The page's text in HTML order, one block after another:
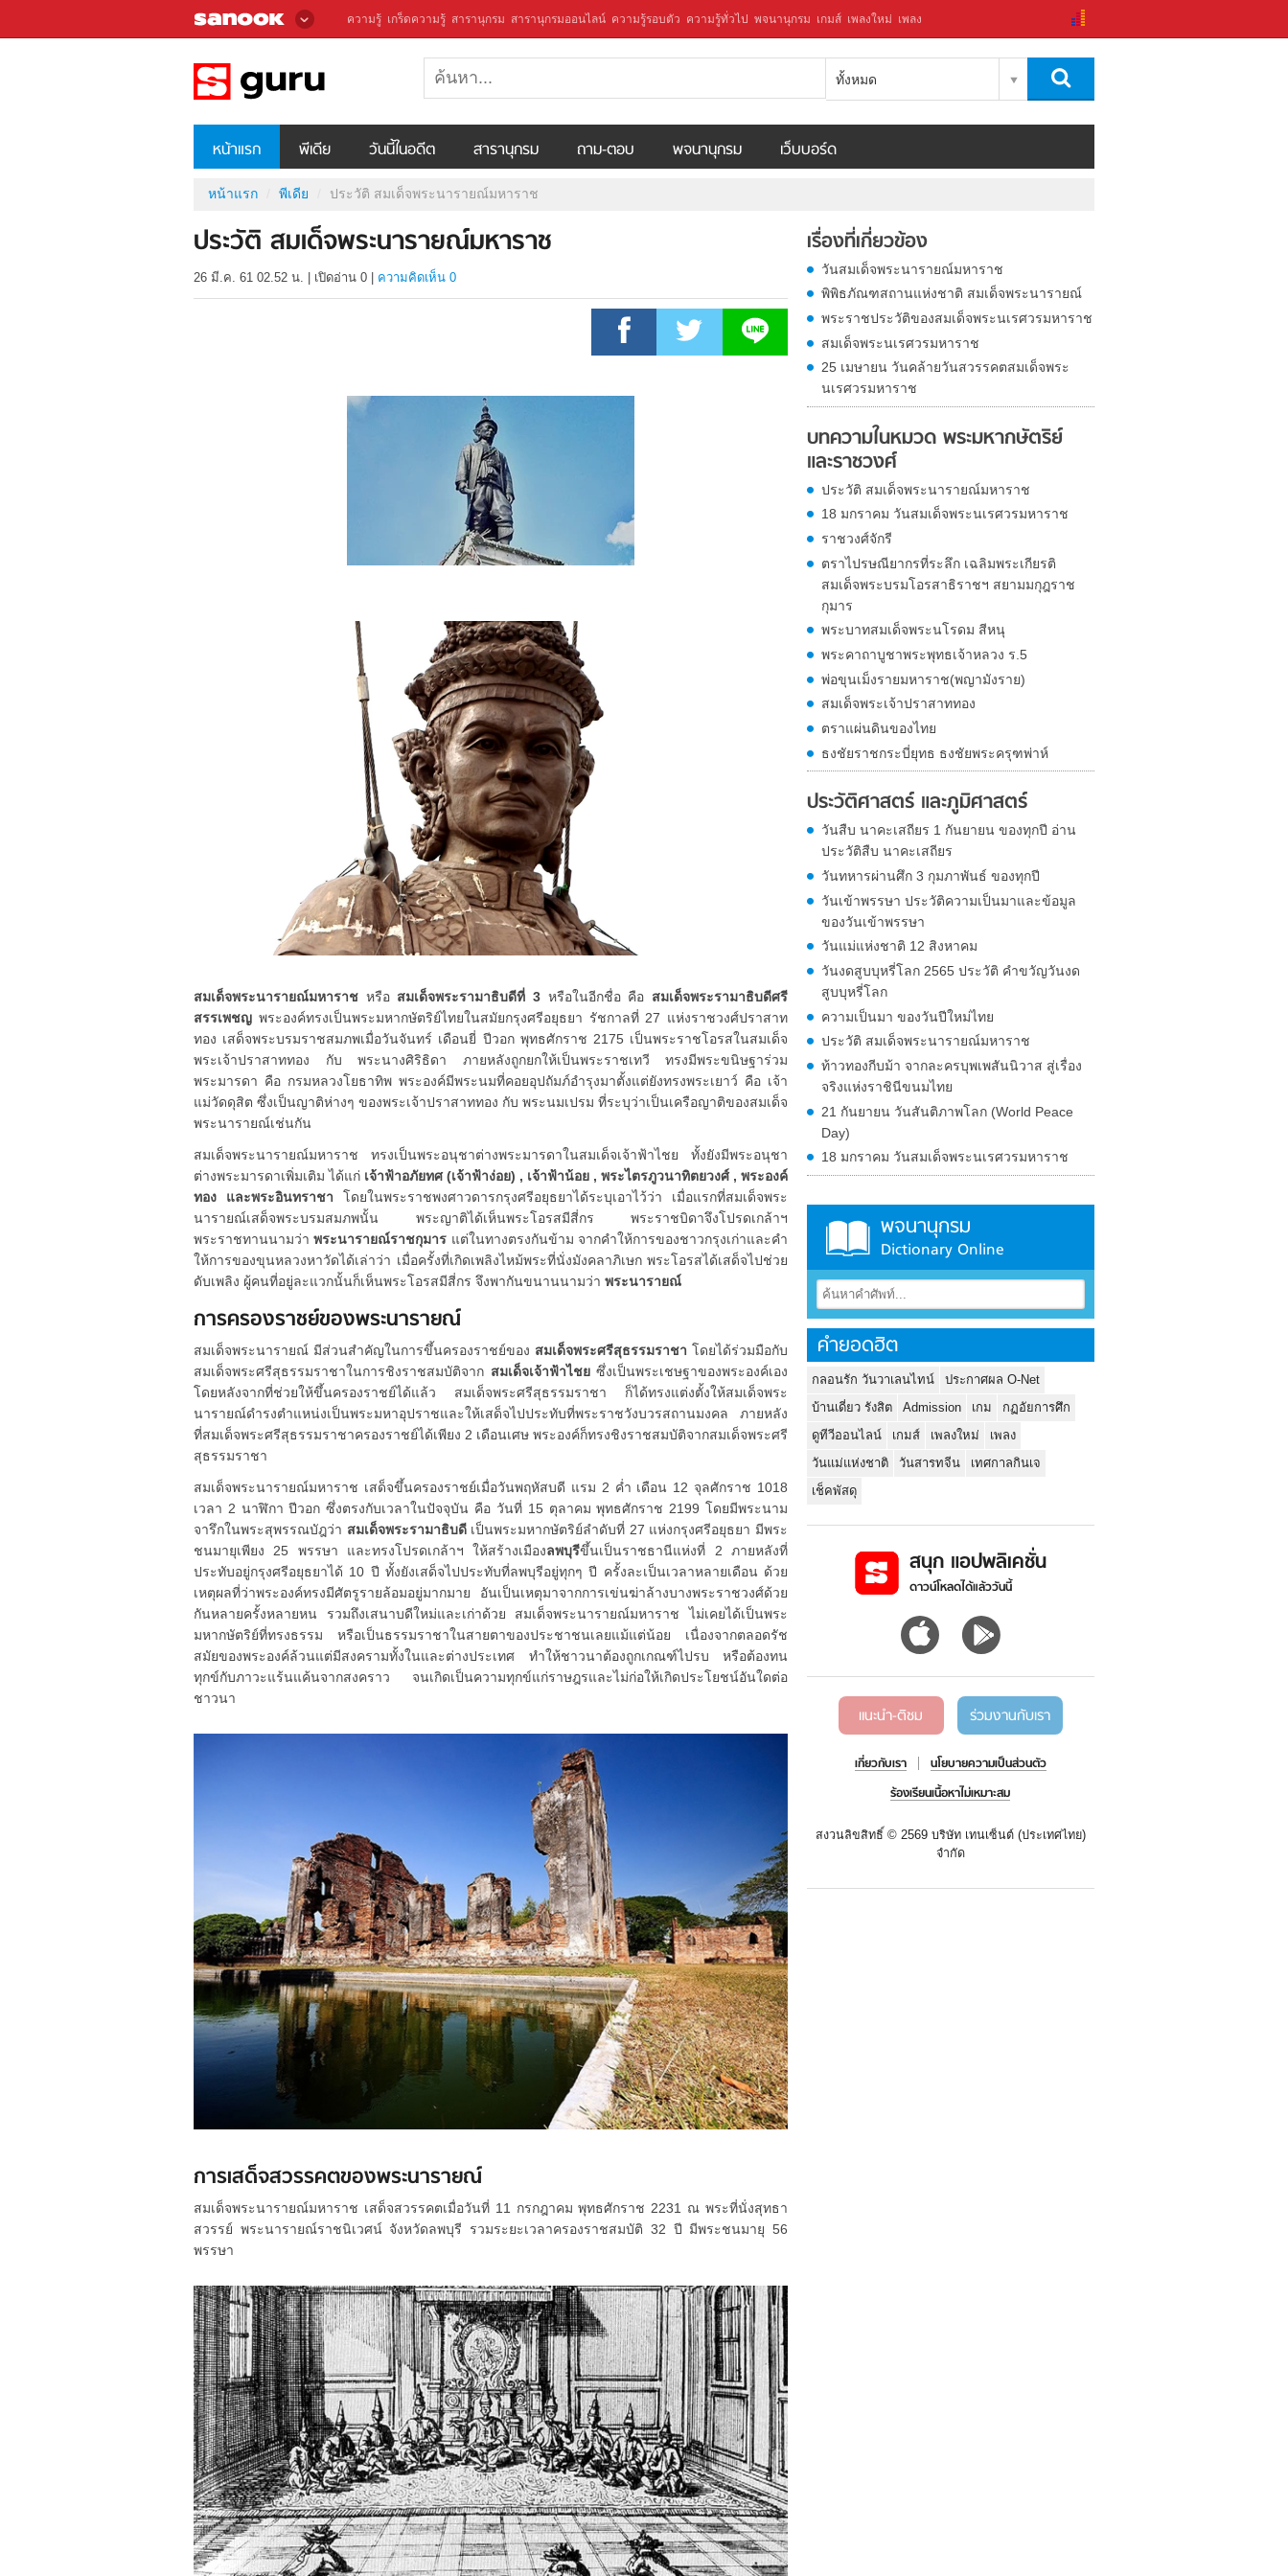
ความรู้ เกร็ดความรู้ สารานุกรม สารานุกรมออนไลน์ ความรู้รอบตัว ความรู้ทั่วไป พจนานุกรม เกมส์ เพลงใหม่ เพลง
ทั้งหมด
หน้าแรก พีเดีย วันนี้ในอดีต สารานุกรม ถาม-ตอบ พจนานุกรม เว็บบอร์ด
หน้าแรก พีเดีย ประวัติ สมเด็จพระนารายณ์มหาราช
ประวัติ สมเด็จพระนารายณ์มหาราช
26 มี.ค. 61 02.52 น. เปิดอ่าน 0 ความคิดเห็น 0
สมเด็จพระนารายณ์มหาราช หรือ สมเด็จพระรามาธิบดีที่ 3 หรือในอีกชื่อ คือ สมเด็จพระรามาธิบดีศรี
สรรเพชญ พระองค์ทรงเป็นพระมหากษัตริย์ไทยในสมัยกรุงศรีอยุธยา รัชกาลที่ 27 แห่งราชวงศ์ปราสาท
ทอง เสด็จพระบรมราชสมภพเมื่อวันจันทร์ เดือนยี่ ปีวอก พุทธศักราช 2175 เป็นพระราชโอรสในสมเด็จ
พระเจ้าปราสาททอง กับ พระนางศิริธิดา ภายหลังถูกยกให้เป็นพระราชเทวี ทรงมีพระขนิษฐาร่วม
พระมารดา คือ กรมหลวงโยธาทิพ พระองค์มีพระนมที่คอยอุปถัมภ์อำรุงมาตั้งแต่ยังทรงพระเยาว์ คือ เจ้า
แม่วัดดุสิต ซึ่งเป็นญาติห่างๆ ของพระเจ้าปราสาททอง กับ พระนมเปรม ที่ระบุว่าเป็นเครือญาติของสมเด็จ
พระนารายณ์เช่นกัน
สมเด็จพระนารายณ์มหาราช ทรงเป็นพระอนุชาต่างพระมารดาในสมเด็จเจ้าฟ้าไชย ทั้งยังมีพระอนุชา
ต่างพระมารดาเพิ่มเติม ได้แก่ เจ้าฟ้าอภัยทศ (เจ้าฟ้าง่อย) , เจ้าฟ้าน้อย , พระไตรภูวนาทิตยวงศ์ , พระองค์
ทอง และพระอินทราชา โดยในพระราชพงศาวดารกรุงศรีอยุธยาได้ระบุเอาไว้ว่า เมื่อแรกที่สมเด็จพระ
นารายณ์เสด็จพระบรมสมภพนั้น พระญาติได้เห็นพระโอรสมีสี่กร พระราชบิดาจึงโปรดเกล้าฯ
พระราชทานนามว่าพระนารายณ์ราชกุมาร แต่ในทางตรงกันข้าม จากคำให้การของชาวกรุงเก่าและคำ
ให้การของขุนหลวงหาวัดได้เล่าว่า เมื่อครั้งที่เกิดเพลิงไหม้พระที่นั่งมังคลาภิเษก พระโอรสได้เสด็จไปช่วย
ดับเพลิง ผู้คนที่อยู่ละแวกนั้นก็เห็นพระโอรสมีสี่กร จึงพากันขนานนามว่า พระนารายณ์
การครองราชย์ของพระนารายณ์
สมเด็จพระนารายณ์ มีส่วนสำคัญในการขึ้นครองราชย์ของ สมเด็จพระศรีสุธรรมราชา โดยได้ร่วมมือกับ
สมเด็จพระศรีสุธรรมราชาในการชิงราชสมบัติจาก สมเด็จเจ้าฟ้าไชยซึ่งเป็นพระเชษฐาของพระองค์เอง
โดยหลังจากที่ช่วยให้ขึ้นครองราชย์ได้แล้ว สมเด็จพระศรีสุธรรมราชา ก็ได้ทรงแต่งตั้งให้สมเด็จพระ
นารายณ์ดำรงตำแหน่งเป็นพระมหาอุปราชและให้เสด็จไปประทับที่พระราชวังบวรสถานมงคล ภายหลัง
ที่สมเด็จพระศรีสุธรรมราชาครองราชย์ได้เพียง 2 เดือนเศษ พระองค์ก็ทรงชิงราชสมบัติจากสมเด็จพระศรี
สุธรรมราชา
สมเด็จพระนารายณ์มหาราช เสด็จขึ้นครองราชย์เมื่อวันพฤหัสบดี แรม 2 ค่ำ เดือน 12 จุลศักราช 1018
เวลา 2 นาฬิกา ปีวอก ซึ่งตรงกับเวลาในปัจจุบัน คือ วันที่ 15 ตุลาคม พุทธศักราช 2199 โดยมีพระนาม
จารึกในพระสุพรรณบัฎว่า สมเด็จพระรามาธิบดีเป็นพระมหากษัตริย์ลำดับที่ 27 แห่งกรุงศรีอยุธยา มีพระ
ชนมายุเพียง 25 พรรษา และทรงโปรดเกล้าฯ ให้สร้างเมืองลพบุรีขึ้นเป็นราชธานีแห่งที่ 2 ภายหลังที่
ประทับอยู่กรุงศรีอยุธยาได้ 10 ปี ทั้งยังเสด็จไปประทับที่ลพบุรีอยู่ทุกๆ ปี ครั้งละเป็นเวลาหลายเดือน ด้วย
เหตุผลที่ว่าพระองค์ทรงมีศัตรูรายล้อมอยู่มากมาย อันเป็นเหตุมาจากการเข่นฆ่าล้างบางพระราชวงศ์ด้วย
กันหลายครั้งหลายหน รวมถึงเสนาบดีใหม่และเก่าด้วย สมเด็จพระนารายณ์มหาราช ไม่เคยได้เป็นพระ
มหากษัตริย์ที่ทรงธรรม หรือเป็นธรรมราชาในสายตาของประชาชนเลยแม้แต่น้อย เนื่องจากตลอดรัช
สมัยของพระองค์ล้วนแต่มีสงครามทั้งในและต่างประเทศ ทำให้ชาวนาต้องถูกเกณฑ์ไปรบ หรือต้องทน
ทุกข์กับภาวะแร้นแค้นจากสงคราว จนเกิดเป็นความทุกข์แก่ราษฎรและไม่ก่อให้เกิดประโยชน์อันใดต่อ
ชาวนา
การเสด็จสวรรคตของพระนารายณ์
สมเด็จพระนารายณ์มหาราช เสด็จสวรรคตเมื่อวันที่ 11 กรกฎาคม พุทธศักราช 2231 ณ พระที่นั่งสุทธา
สวรรย์ พระนารายณ์ราชนิเวศน์ จังหวัดลพบุรี รวมระยะเวลาครองราชสมบัติ 32 ปี มีพระชนมายุ 56
พรรษา
เรื่องที่เกี่ยวข้อง
วันสมเด็จพระนารายณ์มหาราช
พิพิธภัณฑสถานแห่งชาติ สมเด็จพระนารายณ์
พระราชประวัติของสมเด็จพระนเรศวรมหาราช
สมเด็จพระนเรศวรมหาราช
25 เมษายน วันคล้ายวันสวรรคตสมเด็จพระ
นเรศวรมหาราช
บทความในหมวด พระมหากษัตริย์
และราชวงศ์
ประวัติ สมเด็จพระนารายณ์มหาราช
18 มกราคม วันสมเด็จพระนเรศวรมหาราช
ราชวงศ์จักรี
ตราไปรษณียากรที่ระลึก เฉลิมพระเกียรติ
สมเด็จพระบรมโอรสาธิราชฯ สยามมกุฎราช
กุมาร
พระบาทสมเด็จพระนโรดม สีหนุ
พระคาถาบูชาพระพุทธเจ้าหลวง ร.5
พ่อขุนเม็งรายมหาราช(พญามังราย)
สมเด็จพระเจ้าปราสาททอง
ตราแผ่นดินของไทย
ธงชัยราชกระบี่ยุทธ ธงชัยพระครุฑพ่าห์
ประวัติศาสตร์ และภูมิศาสตร์
วันสืบ นาคะเสถียร 1 กันยายน ของทุกปี อ่าน
ประวัติสืบ นาคะเสถียร
วันทหารผ่านศึก 3 กุมภาพันธ์ ของทุกปี
วันเข้าพรรษา ประวัติความเป็นมาและข้อมูล
ของวันเข้าพรรษา
วันแม่แห่งชาติ 12 สิงหาคม
วันงดสูบบุหรี่โลก 2565 ประวัติ คำขวัญวันงด
สูบบุหรี่โลก
ความเป็นมา ของวันปีใหม่ไทย
ประวัติ สมเด็จพระนารายณ์มหาราช
ท้าวทองกีบม้า จากละครบุพเพสันนิวาส สู่เรื่อง
จริงแห่งราชินีขนมไทย
21 กันยายน วันสันติภาพโลก (World Peace
Day)
18 มกราคม วันสมเด็จพระนเรศวรมหาราช
พจนานุกรม
Dictionary Online
คำยอดฮิต
กลอนรัก วันวาเลนไทน์
ประกาศผล O-Net
บ้านเดี่ยว รังสิต
Admission เกม
กฏอัยการศึก
ดูทีวีออนไลน์
เกมส์ เพลงใหม่
เพลง
วันแม่แห่งชาติ
วันสารทจีน
เทศกาลกินเจ
เช็คพัสดุ
สนุก แอปพลิเคชั่น
ดาวน์โหลดได้แล้ววันนี้
แนะนำ-ติชม ร่วมงานกับเรา
เกี่ยวกับเรา
นโยบายความเป็นส่วนตัว
ร้องเรียนเนื้อหาไม่เหมาะสม
สงวนลิขสิทธิ์ © 2569 บริษัท เทนเซ็นต์ (ประเทศไทย)
จำกัด